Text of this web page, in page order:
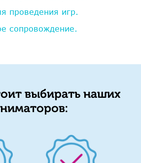
проведения игр.
сопровождение.
выбирать наших